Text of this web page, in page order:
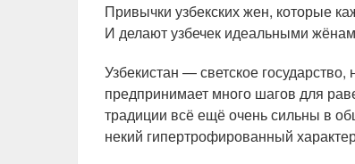
Привычки узбекских жен, которые
И делают узбечек идеальными
Узбекистан — светское
предпринимает много шагов для
традиции всё ещё очень сильны в
некий гипертрофированный